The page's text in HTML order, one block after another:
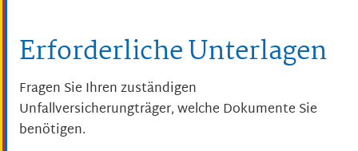
Erforderliche Unterlagen
Fragen Sie Ihren zuständigen
Unfallversicherungträger, welche Dokumente Sie
benötigen.